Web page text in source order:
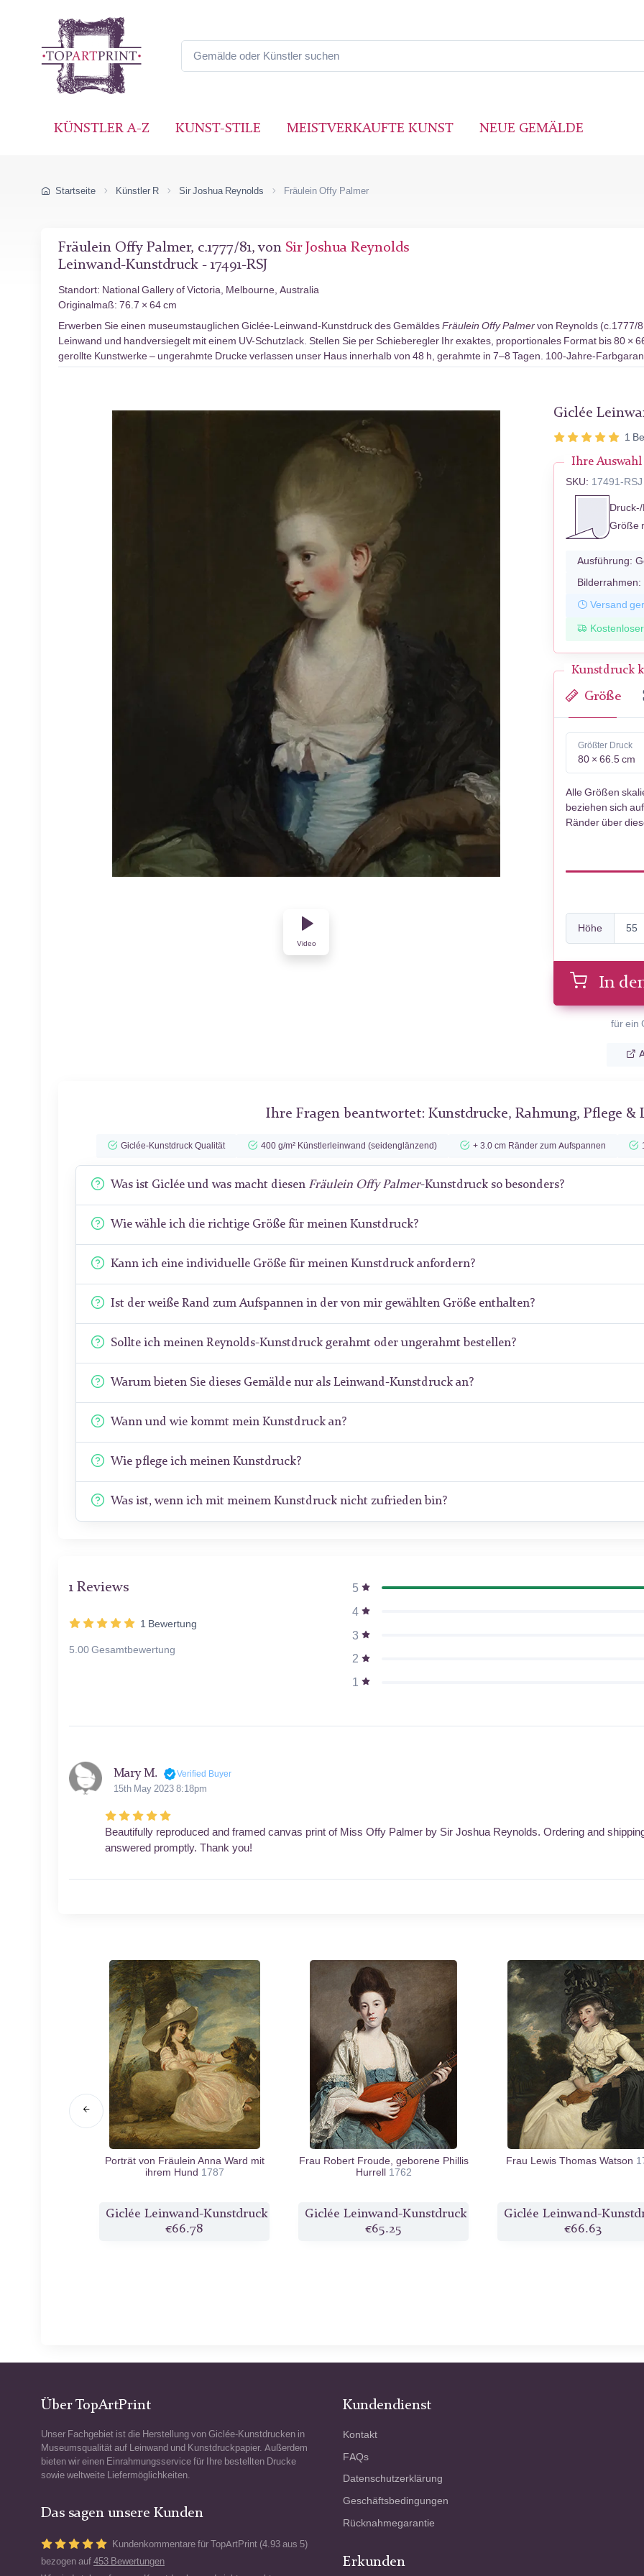
KÜNSTLER A-Z KUNST-STILE MEISTVERKAUFTE KUNST NEUE GEMÄLDE
Startseite Künstler R Sir Joshua Reynolds Fräulein Offy Palmer
Fräulein Offy Palmer, c.1777/81, von Sir Joshua Reynolds
Leinwand-Kunstdruck - 17491-RSJ
Standort: National Gallery of Victoria, Melbourne, Australia
Originalmaß: 76.7 × 64 cm
Erwerben Sie einen museumstauglichen Giclée-Leinwand-Kunstdruck des GemäldesFräulein Offy Palmervon Reynolds (c.1777/
Leinwand und handversiegelt mit einem UV-Schutzlack. Stellen Sie per Schieberegler Ihr exaktes, proportionales Format bis 80 ×
gerollte Kunstwerke – ungerahmte Drucke verlassen unser Haus innerhalb von 48 h, gerahmte in 7–8 Tagen. 100-Jahre-
Video
Giclée
1
Ihre Auswahl
SKU: 17491-RSJ
Größe
Ausführung:
Bilderrahmen:
Versand
Kunstdruck
Größe
Größter Druck
80 × 66.5 cm
Alle Größen
beziehen sich
Ränder über
Höhe
In
für ein
Ihre Fragen beantwortet: Kunstdrucke, Rahmung, Pflege &
Giclée-Kunstdruck Qualität 400 g/m² Künstlerleinwand (seidenglänzend) + 3.0 cm Ränder zum Aufspannen
Was ist Giclée und was macht diesen Fräulein Offy Palmer-Kunstdruck so besonders?
Wie wähle ich die richtige Größe für meinen Kunstdruck?
Kann ich eine individuelle Größe für meinen Kunstdruck anfordern?
Ist der weiße Rand zum Aufspannen in der von mir gewählten Größe enthalten?
Sollte ich meinen Reynolds-Kunstdruck gerahmt oder ungerahmt bestellen?
Warum bieten Sie dieses Gemälde nur als Leinwand-Kunstdruck an?
Wann und wie kommt mein Kunstdruck an?
Wie pflege ich meinen Kunstdruck?
Was ist, wenn ich mit meinem Kunstdruck nicht zufrieden bin?
1 Reviews
1 Bewertung
5.00 Gesamtbewertung
5
4
3
2
1
Mary M. Verified Buyer
15th May 2023 8:18pm
Beautifully reproduced and framed canvas print of Miss Offy Palmer by Sir Joshua Reynolds. Ordering and
answered promptly. Thank you!
Porträt von Fräulein Anna Ward mit
ihrem Hund 1787
Giclée Leinwand-Kunstdruck
€66.78
Frau Robert Froude, geborene Phillis
Hurrell 1762
Giclée Leinwand-Kunstdruck
€65.25
Frau Lewis Thomas Watson
Giclée Leinwand-
€66.63
Über TopArtPrint
Unser Fachgebiet ist die Herstellung von Giclée-Kunstdrucken in
Museumsqualität auf Leinwand und Kunstdruckpapier. Außerdem
bieten wir einen Einrahmungsservice für Ihre bestellten Drucke
sowie weltweite Liefermöglichkeiten.
Das sagen unsere Kunden
Kundenkommentare für TopArtPrint (4.93 aus 5)
bezogen auf 453 Bewertungen
Kundendienst
Kontakt
FAQs
Datenschutzerklärung
Geschäftsbedingungen
Rücknahmegarantie
Erkunden